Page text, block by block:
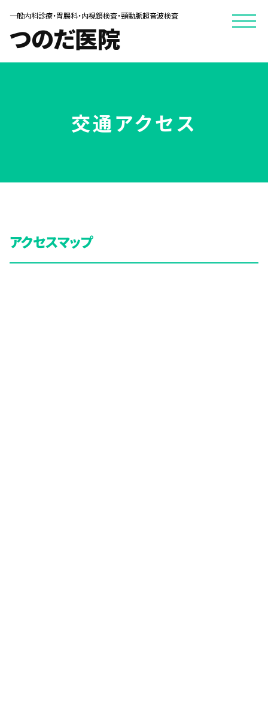
一般内科診療・胃腸科・内視鏡検査・頸動脈超音波検査
つのだ医院
交通アクセス
アクセスマップ